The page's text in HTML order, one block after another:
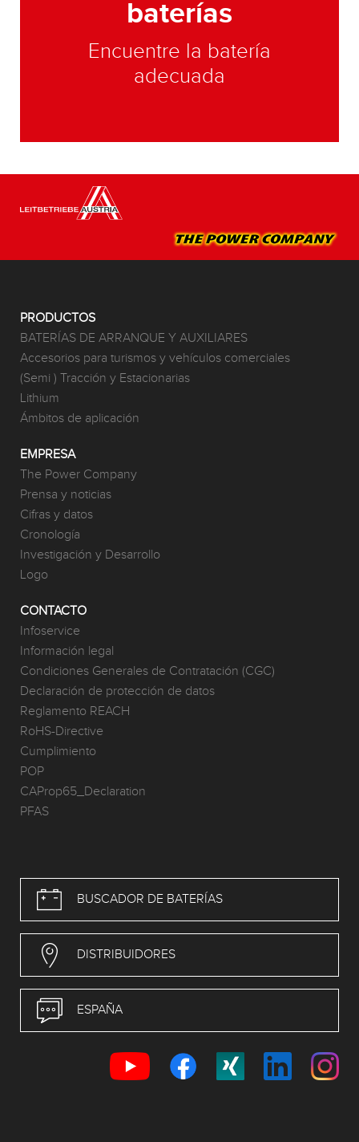
baterías
Encuentre la batería
adecuada
PRODUCTOS
BATERÍAS DE ARRANQUE Y AUXILIARES
Accesorios para turismos y vehículos comerciales
(Semi ) Tracción y Estacionarias
Lithium
Ámbitos de aplicación
EMPRESA
The Power Company
Prensa y noticias
Cifras y datos
Cronología
Investigación y Desarrollo
Logo
CONTACTO
Infoservice
Información legal
Condiciones Generales de Contratación (CGC)
Declaración de protección de datos
Reglamento REACH
RoHS-Directive
Cumplimiento
POP
CAProp65_Declaration
PFAS
BUSCADOR DE BATERÍAS
DISTRIBUIDORES
ESPAÑA